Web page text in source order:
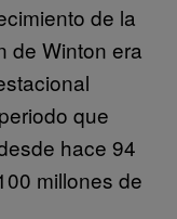
de la
de Winton era
que
hace 94
millones de